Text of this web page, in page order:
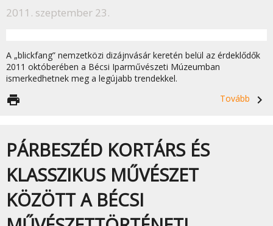
2011. szeptember 23.
A „blickfang” nemzetközi dizájnvásár keretén belül az érdeklődők
2011 októberében a Bécsi Iparművészeti Múzeumban
ismerkedhetnek meg a legújabb trendekkel.
Tovább
navigate_next
print
PÁRBESZÉD KORTÁRS ÉS
KLASSZIKUS MŰVÉSZET
KÖZÖTT A BÉCSI